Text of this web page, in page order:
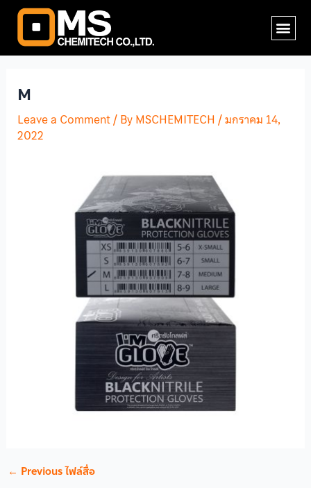
Skip
content
M
Leave a Comment/ ByMSCHEMITECH /มกราคม 14,
2022
Post
navigation
← Previous ไฟล์สื่อ